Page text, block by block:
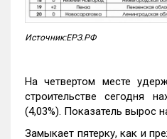
Источник:ЕРЗ.РФ
На четвертом месте
строительстве сегодня
(4,03%). Показатель вырос
Замыкает пятерку, как и